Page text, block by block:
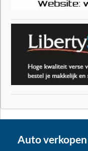
Auto verkopen